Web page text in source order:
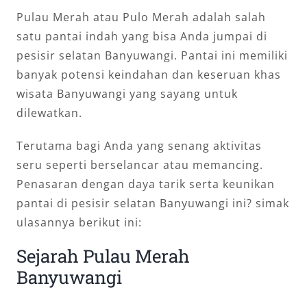
Pulau Merah atau Pulo Merah adalah salah
satu pantai indah yang bisa Anda jumpai di
pesisir selatan Banyuwangi. Pantai ini memiliki
banyak potensi keindahan dan keseruan khas
wisata Banyuwangi yang sayang untuk
dilewatkan.
Terutama bagi Anda yang senang aktivitas
seru seperti berselancar atau memancing.
Penasaran dengan daya tarik serta keunikan
pantai di pesisir selatan Banyuwangi ini? simak
ulasannya berikut ini:
Sejarah Pulau Merah
Banyuwangi